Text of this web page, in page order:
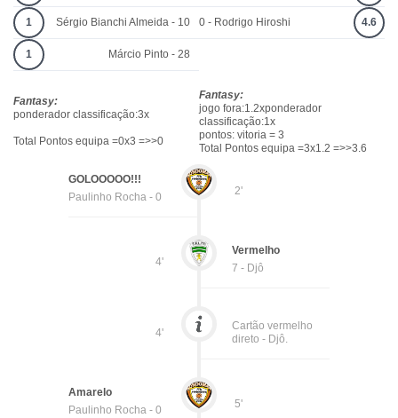
1 Sérgio Bianchi Almeida - 10
1 Márcio Pinto - 28
0 - Rodrigo Hiroshi 4.6
Fantasy:
ponderador classificação:3x
Total Pontos equipa =0x3 =>>0
Fantasy:
jogo fora:1.2xponderador
classificação:1x
pontos: vitoria = 3
Total Pontos equipa =3x1.2 =>>3.6
2'
GOLOOOOO!!!
Paulinho Rocha - 0
4'
Vermelho
7 - Djô
4'
Cartão vermelho
direto - Djô.
5'
Amarelo
Paulinho Rocha - 0